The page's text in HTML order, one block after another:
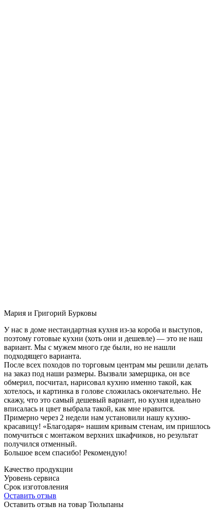
Мария и Григорий Бурковы
У нас в доме нестандартная кухня из-за короба и выступов,
поэтому готовые кухни (хоть они и дешевле) — это не наш
вариант. Мы с мужем много где были, но не нашли
подходящего варианта.
После всех походов по торговым центрам мы решили делать
на заказ под наши размеры. Вызвали замерщика, он все
обмерил, посчитал, нарисовал кухню именно такой, как
хотелось, и картинка в голове сложилась окончательно. Не
скажу, что это самый дешевый вариант, но кухня идеально
вписалась и цвет выбрала такой, как мне нравится.
Примерно через 2 недели нам установили нашу кухню-
красавицу! «Благодаря» нашим кривым стенам, им пришлось
помучиться с монтажом верхних шкафчиков, но результат
получился отменный.
Большое всем спасибо! Рекомендую!
Качество продукции
Уровень сервиса
Срок изготовления
Оставить отзыв
Оставить отзыв на товар Тюльпаны